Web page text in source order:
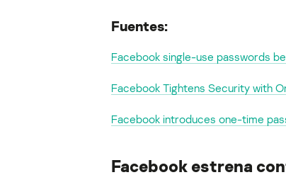
Fuentes:
Facebook single-use passwords
Facebook Tightens Security with
Facebook introduces one-time
Facebook estrena